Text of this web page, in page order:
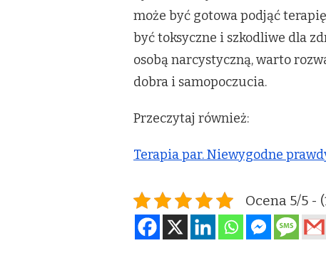
może być gotowa podjąć
być toksyczne i szkodliwe dla
osobą narcystyczną, warto
dobra i samopoczucia.
Przeczytaj również:
Terapia par. Niewygodne
Ocena 5/5 -